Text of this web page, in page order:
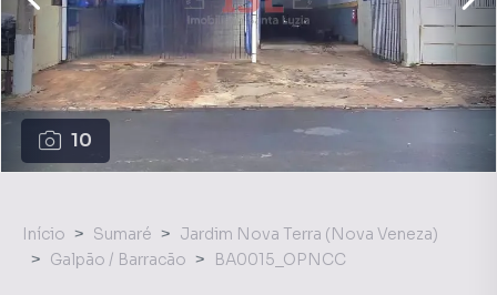
10
Início Sumaré
Jardim Nova Terra (Nova Veneza)
Galpão / Barracão
BA0015_OPNCC